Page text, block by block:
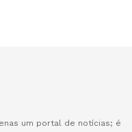
um portal de notícias; é